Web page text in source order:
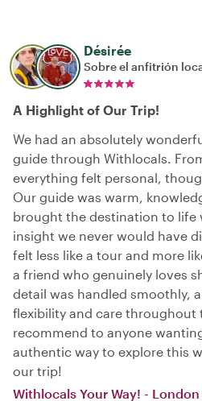
Désirée
Sobre el anfitrión
A Highlight of Our Trip!
We had an absolutely
guide through Withlocals.
everything felt personal,
Our guide was warm,
brought the destination to life
insight we never would have
felt less like a tour and more
a friend who genuinely loves
detail was handled smoothly,
flexibility and care throughout
recommend to anyone
authentic way to explore this
our trip!
Withlocals Your Way! -